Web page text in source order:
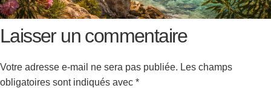
Laisser un commentaire
Votre adresse e-mail ne sera pas publiée. Les champs
obligatoires sont indiqués avec *